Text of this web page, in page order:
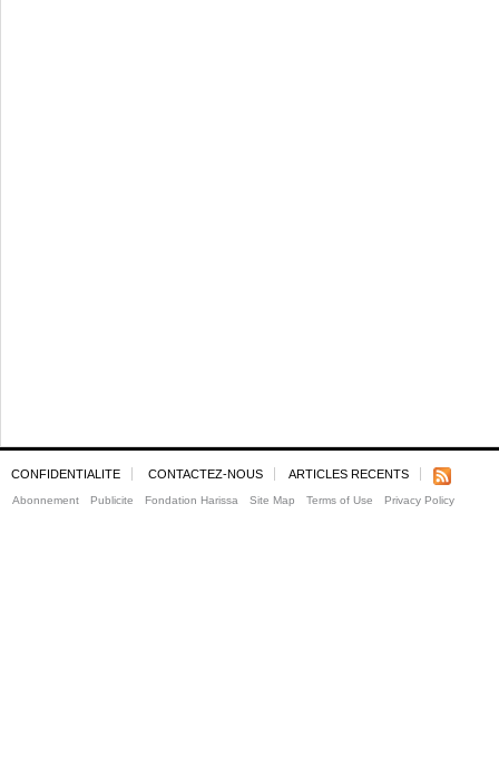
CONFIDENTIALITE CONTACTEZ-NOUS ARTICLES RECENTS
Abonnement Publicite Fondation Harissa Site Map Terms of Use Privacy Policy